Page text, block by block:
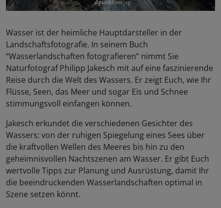
Wasser ist der heimliche Hauptdarsteller in der
Landschaftsfotografie. In seinem Buch
“Wasserlandschaften fotografieren” nimmt Sie
Naturfotograf Philipp Jakesch mit auf eine faszinierende
Reise durch die Welt des Wassers. Er zeigt Euch, wie Ihr
Flüsse, Seen, das Meer und sogar Eis und Schnee
stimmungsvoll einfangen können.
Jakesch erkundet die verschiedenen Gesichter des
Wassers: von der ruhigen Spiegelung eines Sees über
die kraftvollen Wellen des Meeres bis hin zu den
geheimnisvollen Nachtszenen am Wasser. Er gibt Euch
wertvolle Tipps zur Planung und Ausrüstung, damit Ihr
die beeindruckenden Wasserlandschaften optimal in
Szene setzen könnt.